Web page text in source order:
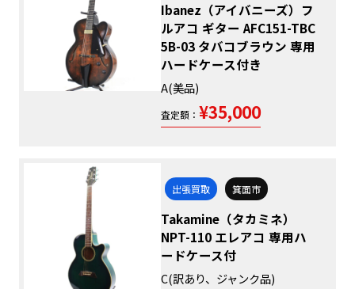
Ibanez（アイバニーズ）フ
ルアコ ギター AFC151-TBC
5B-03 タバコブラウン 専用
ハードケース付き
A(美品)
査定額： ¥35,000
出張買取 箕面市
Takamine（タカミネ）
NPT-110 エレアコ 専用ハ
ードケース付
C(訳あり、ジャンク品)